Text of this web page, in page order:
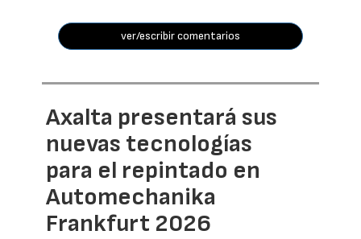
ver/escribir comentarios
Axalta presentará sus
nuevas tecnologías
para el repintado en
Automechanika
Frankfurt 2026